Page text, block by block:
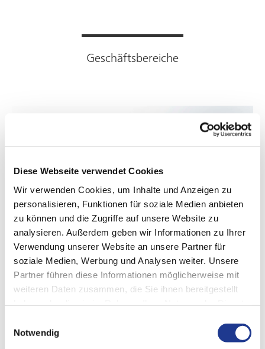
Diese Webseite verwendet Cookies
Wir verwenden Cookies, um Inhalte und Anzeigen zu
personalisieren, Funktionen für soziale Medien anbieten
zu können und die Zugriffe auf unsere Website zu
analysieren. Außerdem geben wir Informationen zu Ihrer
Verwendung unserer Website an unsere Partner für
soziale Medien, Werbung und Analysen weiter. Unsere
Partner führen diese Informationen möglicherweise mit
weiteren Daten zusammen, die Sie ihnen bereitgestellt
Notwendig
Geschäftsbereiche
FÜR EINE EFFIZIENTE UND PROFITABLE PRODUKTION
BUDERUS Maschinen
Buderus bietet Ihnen die Komplettlösung für Ihre Fertigung –